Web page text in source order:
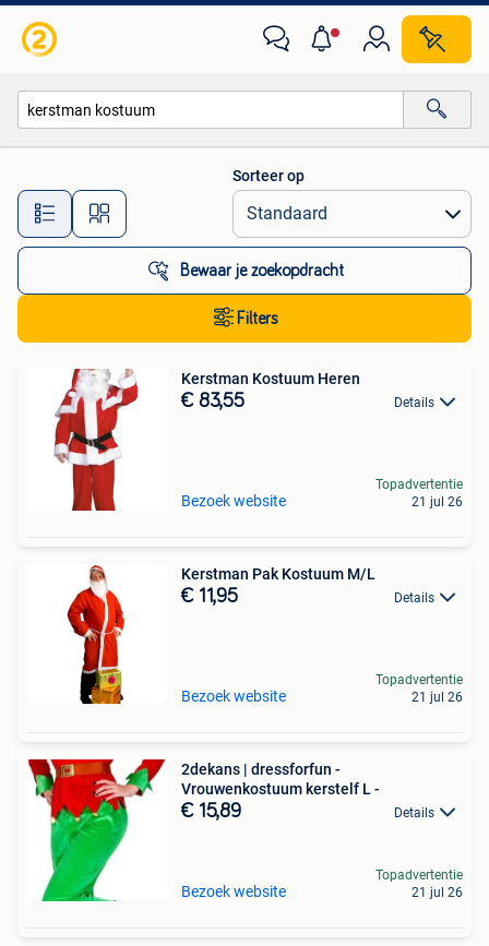
Alle afstanden…
Sorteer op
Bewaar je zoekopdracht
Filters
Kerstman Kostuum Heren
€ 83,55 Details
Bezoek website
Topadvertentie
21 jul 26
Kerstman Pak Kostuum M/L
€ 11,95 Details
Bezoek website
Topadvertentie
21 jul 26
2dekans | dressforfun -
Vrouwenkostuum kerstelf L -
€ 15,89 Details
Bezoek website
Topadvertentie
21 jul 26